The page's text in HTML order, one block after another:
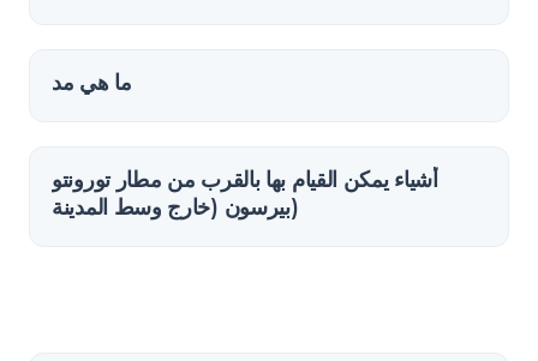
ما هي مد
أشياء يمكن القيام بها بالقرب من مطار تورونتو
بيرسون (خارج وسط المدينة)